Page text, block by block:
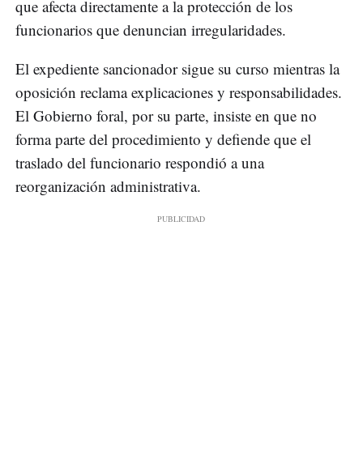
que afecta directamente a la protección de los
funcionarios que denuncian irregularidades.
El expediente sancionador sigue su curso mientras la
oposición reclama explicaciones y responsabilidades.
El Gobierno foral, por su parte, insiste en que no
forma parte del procedimiento y defiende que el
traslado del funcionario respondió a una
reorganización administrativa.